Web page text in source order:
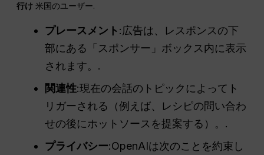
行け 米国のユーザー.
プレースメント :広告は、レスポンスの下
部にある「スポンサー」ボックス内に表示
されます。.
関連性:現在の会話のトピックによってト
リガーされる（例えば、レシピの問い合わ
せの後にホットソースを提案する）。.
プライバシー:OpenAIは次のことを約束し